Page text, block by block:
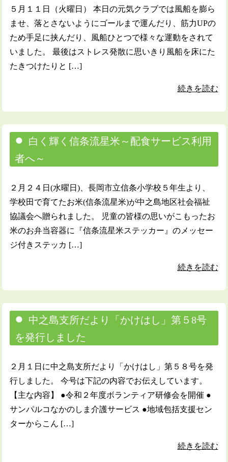
５月１１日（火曜日） 本日の元気クラブでは風船を膨ら
ませ、落とさないようにゴールまで運んだり、筋力UPの
ため手足に挟んだり、風船ひとつで様々な運動をされて
いました。 最後はストレス発散に思いきり風船を床にた
たきつけたりと […]
続きを読む
白く輝く信条流星米～配食サービス利用
者へ～
２月２４日(水曜日)、長岡市立信条小学校５年生より、
学校田で育てたお米(信条流星米)が中之島地区社会福祉
協議会へ贈られました。 児童の皆様の思いがこもったお
米のお弁当容器に『信条流星米ステッカー』のメッセー
ジ付きステッカ […]
続きを読む
中之島支所だより「かけはし」第５8号
を発行しました
２月１日に中之島支所だより「かけはし」第５８号を発
行しました。 今号は下記の内容でお伝えしています。
【主な内容】 ●令和２年度ボランティア研修会を開催 ●
サンパルコなかのしま介護サービス ●地域包括支援セン
ターからこん […]
続きを読む